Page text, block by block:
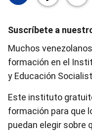
Suscríbete a
Muchos
formación en el
y Educación
Este instituto
formación para que
puedan elegir sobre